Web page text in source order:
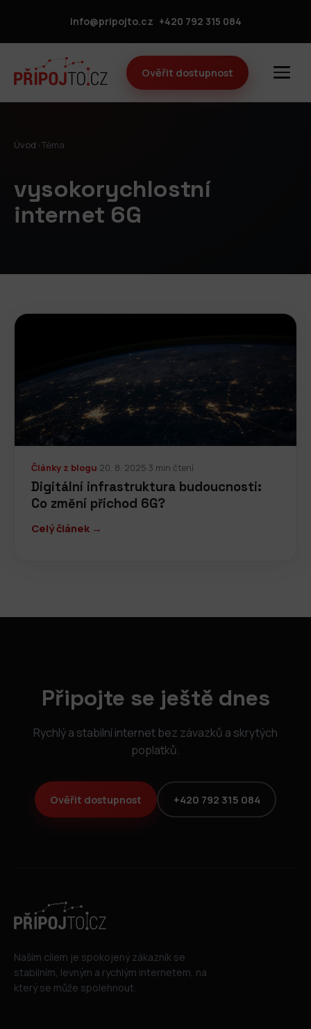
info@pripojto.cz +420 792 315 084
Ověřit dostupnost
Úvod Téma
vysokorychlostní
internet 6G
Články z blogu·20. 8. 2025·3 min čtení
Digitální infrastruktura budoucnosti:
Co změní příchod 6G?
Celý článek →
Připojte se ještě dnes
Rychlý a stabilní internet bez závazků a skrytých
poplatků.
Ověřit dostupnost +420 792 315 084
Naším cílem je spokojený zákazník se
stabilním, levným a rychlým internetem, na
který se může spolehnout.